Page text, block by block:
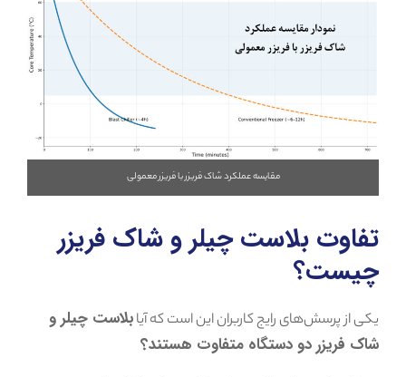
مقایسه عملکرد شاک فریزر با فریزر معمولی
تفاوت بلاست چیلر و شاک فریزر
چیست؟
یکی از پرسش‌های رایج کاربران این است که آیابلاست چیلر و
شاک فریزر دو دستگاه متفاوت هستند؟